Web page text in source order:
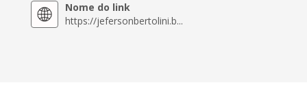
Nome do link
https://jefersonbertolini.b...